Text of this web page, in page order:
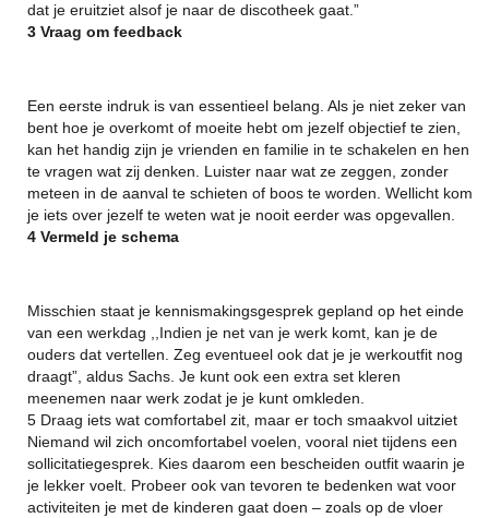
dat je eruitziet alsof je naar de discotheek gaat.”
3 Vraag om feedback
Een eerste indruk is van essentieel belang. Als je niet zeker van
bent hoe je overkomt of moeite hebt om jezelf objectief te zien,
kan het handig zijn je vrienden en familie in te schakelen en hen
te vragen wat zij denken. Luister naar wat ze zeggen, zonder
meteen in de aanval te schieten of boos te worden. Wellicht kom
je iets over jezelf te weten wat je nooit eerder was opgevallen.
4 Vermeld je schema
Misschien staat je kennismakingsgesprek gepland op het einde
van een werkdag ,,Indien je net van je werk komt, kan je de
ouders dat vertellen. Zeg eventueel ook dat je je werkoutfit nog
draagt”, aldus Sachs. Je kunt ook een extra set kleren
meenemen naar werk zodat je je kunt omkleden.
5 Draag iets wat comfortabel zit, maar er toch smaakvol uitziet
Niemand wil zich oncomfortabel voelen, vooral niet tijdens een
sollicitatiegesprek. Kies daarom een bescheiden outfit waarin je
je lekker voelt. Probeer ook van tevoren te bedenken wat voor
activiteiten je met de kinderen gaat doen – zoals op de vloer